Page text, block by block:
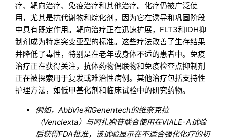
疗、靶向治疗、免疫治疗和其他治疗。化疗仍被广泛使
用，尤其是抗代谢物和烷化剂，因为它在诱导和巩固阶段
中具有既定作用。靶向治疗正在迅速扩展，FLT3和IDH抑
制剂成为特定突变亚型的标准。这些疗法改善了生存结果
并降低了毒性，特别是在老年或身体不适的患者中。免疫
治疗正在获得关注，抗体药物偶联物和免疫检查点抑制剂
正在被探索用于复发或难治性病例。其他治疗包括支持性
护理方法，如低甲基化剂和临床试验中的研究药物。
例如，AbbVie和Genentech的维奈克拉
（Venclexta）与阿扎胞苷联合使用在VIALE-A试验
后获得FDA批准，该试验显示在不适合强化化疗的初